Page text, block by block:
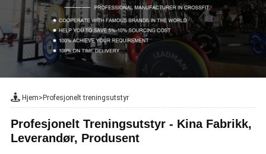
Hjem>Profesjonelt treningsutstyr
Profesjonelt Treningsutstyr - Kina Fabrikk,
Leverandør, Produsent